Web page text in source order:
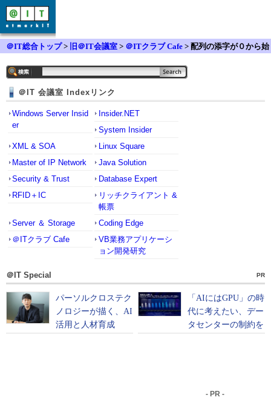
＠IT総合トップ> 旧＠IT会議室 > ＠ITクラブ Cafe > 配列の添字が０から始
＠IT 会議室 Indexリンク
Windows Server Insid
er
Insider.NET
System Insider
XML & SOA
Linux Square
Master of IP Network
Java Solution
Security & Trust
Database Expert
RFID＋IC
リッチクライアント &
帳票
Server ＆ Storage
Coding Edge
＠ITクラブ Cafe
VB業務アプリケーシ
ョン開発研究
＠IT Special PR
- PR -